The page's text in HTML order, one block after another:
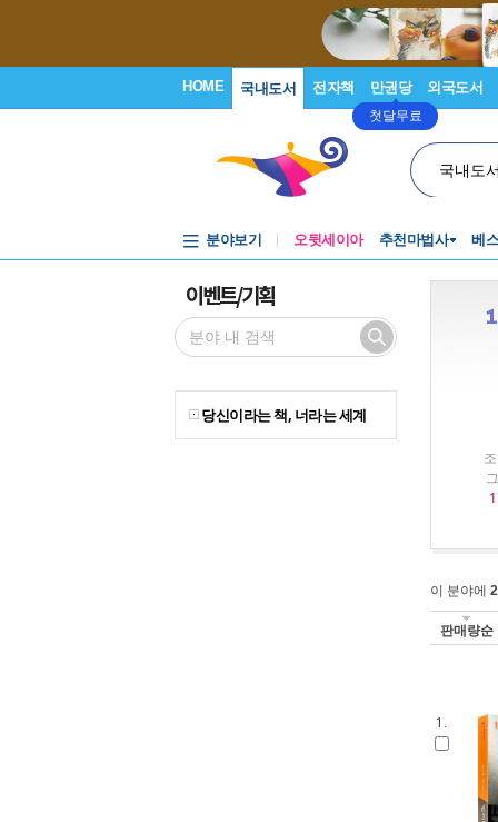
HOME 국내도서 전자책 만권당
첫달무료
외국도서
국내도
분야보기 오뒷세이아 추천마법사 베
이벤트/기획
당신이라는 책, 너라는 세계
이 분야에
판매량순
1.